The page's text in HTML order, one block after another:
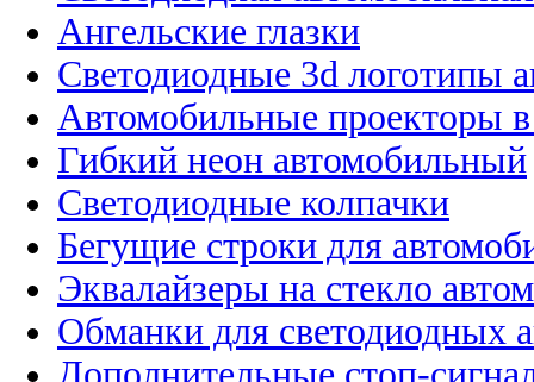
Ангельские глазки
Светодиодные 3d логотипы
Автомобильные проекторы
Гибкий неон автомобильный
Светодиодные колпачки
Бегущие строки для
Эквалайзеры на стекло
Обманки для светодиодных